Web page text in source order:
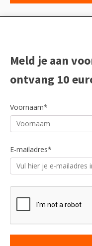
Meld je aan
ontvang 10
Voornaam*
E-mailadres*